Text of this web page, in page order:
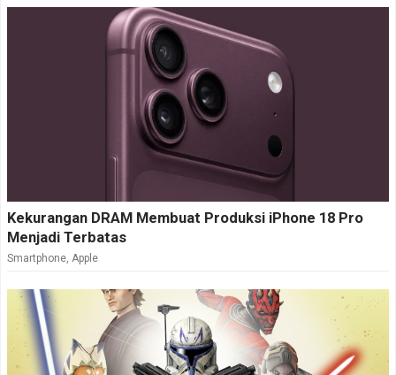
Kekurangan DRAM Membuat Produksi iPhone 18 Pro
Menjadi Terbatas
Smartphone Apple